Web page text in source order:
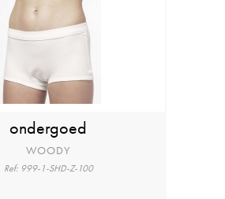
ondergoed
WOODY
Ref: 999-1-SHD-Z-100